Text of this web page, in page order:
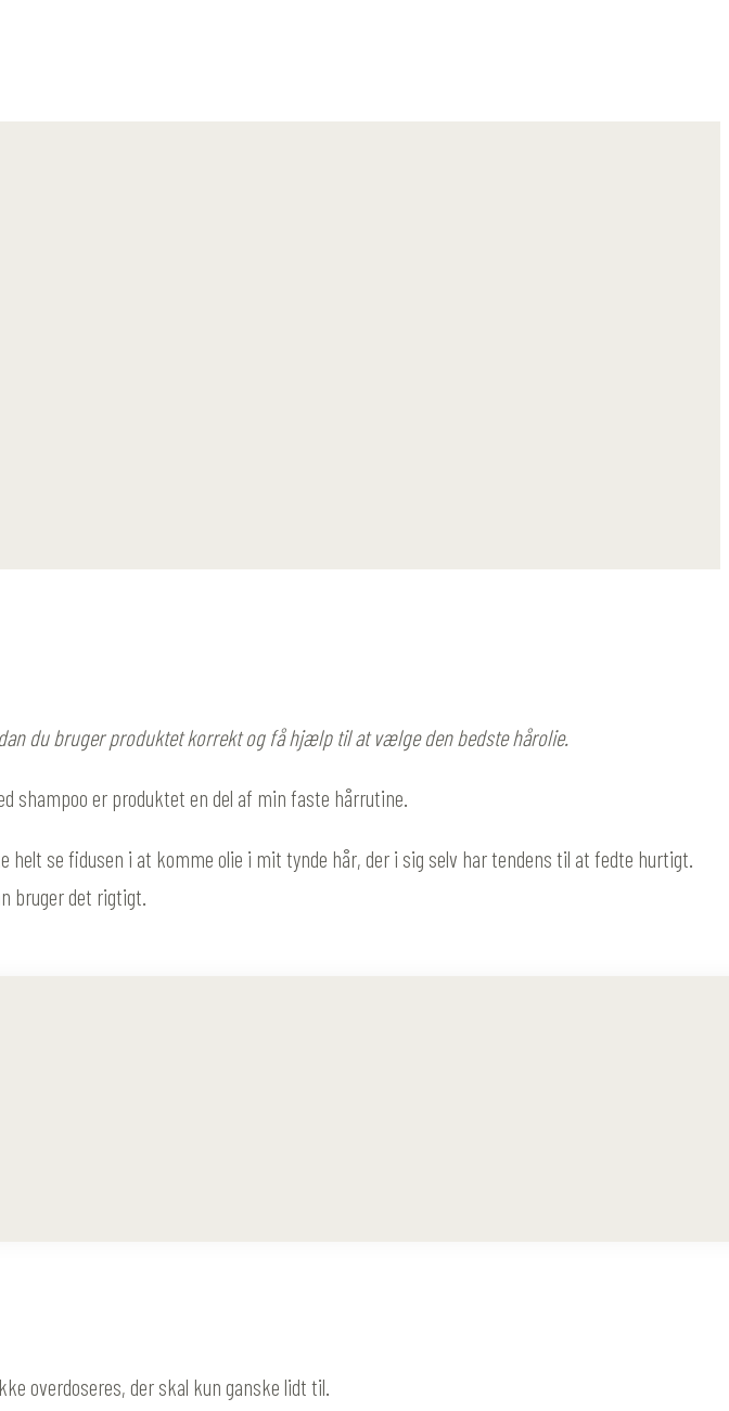
du bruger produktet korrekt og få hjælp til at vælge den bedste hårolie.
shampoo er produktet en del af min faste hårrutine.
se fidusen i at komme olie i mit tynde hår, der i sig selv har tendens til at fedte hurtigt.
bruger det rigtigt.
overdoseres, der skal kun ganske lidt til.